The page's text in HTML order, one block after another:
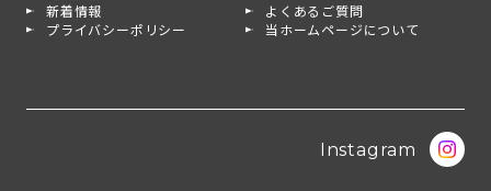
新着情報
よくあるご質問
プライバシーポリシー
当ホームページについて
Instagram